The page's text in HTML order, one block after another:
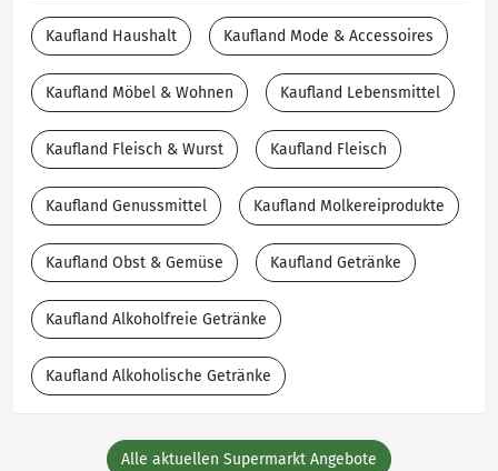
Kaufland Haushalt Kaufland Mode & Accessoires
Kaufland Möbel & Wohnen Kaufland Lebensmittel
Kaufland Fleisch & Wurst Kaufland Fleisch
Kaufland Genussmittel Kaufland Molkereiprodukte
Kaufland Obst & Gemüse Kaufland Getränke
Kaufland Alkoholfreie Getränke
Kaufland Alkoholische Getränke
Alle aktuellen Supermarkt Angebote